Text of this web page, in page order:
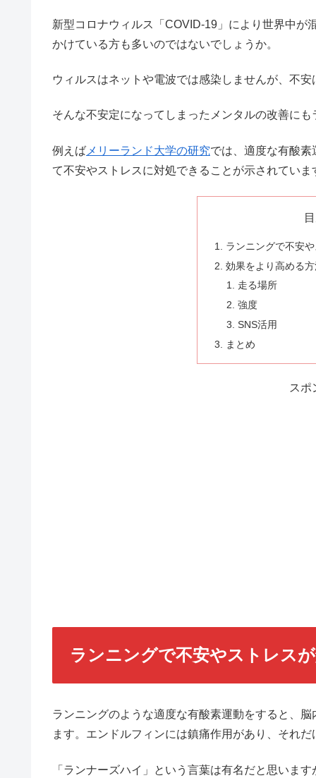
新型コロナウィルス「COVID-19」により世界中が
かけている方も多いのではないでしょうか。
ウィルスはネットや電波では感染しませんが、不
そんな不安定になってしまったメンタルの改善に
例えば メリーランド大学の研究では、適度な有酸
て不安やストレスに対処できることが示されていま
ランニングで不安
効果をより高める
走る場所
強度
SNS活用
まとめ
スポ
ランニングで不安やストレス
ランニングのような適度な有酸素運動をすると、
ます。エンドルフィンには鎮痛作用があり、それ
「ランナーズハイ」という言葉は有名だと思いま